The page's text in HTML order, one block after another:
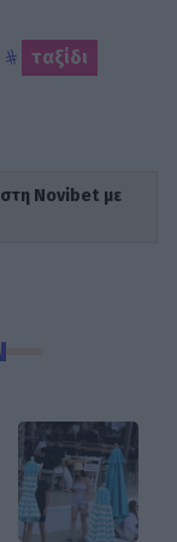
ταξίδι
στη Novibet με